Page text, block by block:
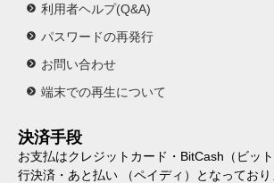
利用者ヘルプ(Q&A)
パスワードの再発行
お問い合わせ
端末での再生について
決済手段
お支払はクレジットカード・BitCash（ビッ
行決済・あと払い （ペイディ）となっており